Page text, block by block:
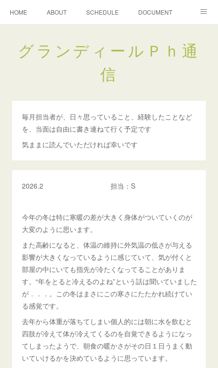
HOME ABOUT SCHEDULE DOCUMENT
グランディールＰｈ通
信
毎月担当者が、日々思っていること、経験したことなど
を、当面は自由に書き連ねて行く予定です
気ままに読んでいただければ幸いです
2026.2 担当：S
今年の冬は特に寒暖の差が大きく身体がついていくのが
大変のように思います。
また高齢になると、体温の維持に外気温の低さが与える
影響が大きくなっているように感じていて、気が付くと
部屋の中にいても指先が冷たくなってることがありま
す。“年をとると冷えるのよね”という話は聞いていました
が．．．。この冬はまさにこの寒さにたたかれ続けてい
る感覚です。
去年から体重が落ちてしまい個人的には朝に水を飲むと
四肢が冷えて体が冷えてくるのを自覚できるようになっ
てしまったようで、朝食の暖かさがその日１日うまく動
いていけるかを決めているように思っています。